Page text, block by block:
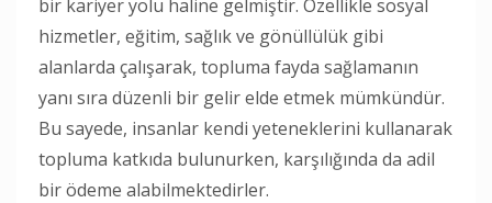
bir kariyer yolu haline gelmiştir. Özellikle sosyal
hizmetler, eğitim, sağlık ve gönüllülük gibi
alanlarda çalışarak, topluma fayda sağlamanın
yanı sıra düzenli bir gelir elde etmek mümkündür.
Bu sayede, insanlar kendi yeteneklerini kullanarak
topluma katkıda bulunurken, karşılığında da adil
bir ödeme alabilmektedirler.